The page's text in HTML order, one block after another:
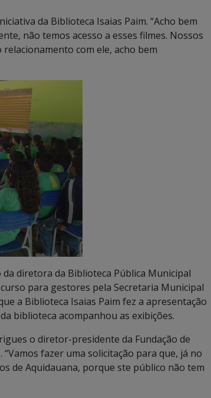
da Biblioteca Isaias Paim. “Acho bem
não temos acesso a esses filmes. Nossos
com ele, acho bem
diretora da Biblioteca Pública Municipal
para gestores pela Secretaria Municipal
a Biblioteca Isaias Paim fez a apresentação
biblioteca acompanhou as exibições.
o diretor-presidente da Fundação de
fazer uma solicitação para que, já no
de Aquidauana, porque ste público não tem